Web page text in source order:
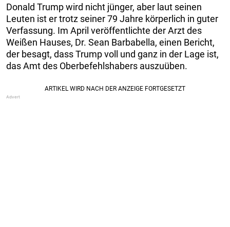
Donald Trump wird nicht jünger, aber laut seinen
Leuten ist er trotz seiner 79 Jahre körperlich in guter
Verfassung. Im April veröffentlichte der Arzt des
Weißen Hauses, Dr. Sean Barbabella, einen Bericht,
der besagt, dass Trump voll und ganz in der Lage ist,
das Amt des Oberbefehlshabers auszuüben.